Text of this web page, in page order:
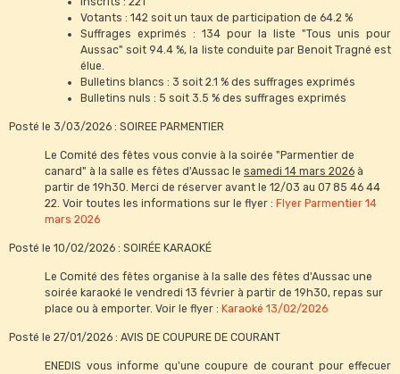
Votants : 142 soit un taux de participation de 64.2 %
Suffrages exprimés : 134 pour la liste "Tous unis pour
Aussac" soit 94.4 %, la liste conduite par Benoit Tragné est
élue.
Bulletins blancs : 3 soit 2.1 % des suffrages exprimés
Bulletins nuls : 5 soit 3.5 % des suffrages exprimés
Posté le 3/03/2026 : SOIREE PARMENTIER
Le Comité des fêtes vous convie à la soirée "Parmentier de
canard" à la salle es fêtes d'Aussac le samedi 14 mars 2026 à
partir de 19h30. Merci de réserver avant le 12/03 au 07 85 46 44
22. Voir toutes les informations sur le flyer : Flyer Parmentier 14
mars 2026
Posté le 10/02/2026 : SOIRÉE KARAOKÉ
Le Comité des fêtes organise à la salle des fêtes d'Aussac une
soirée karaoké le vendredi 13 février à partir de 19h30, repas sur
place ou à emporter. Voir le flyer : Karaoké 13/02/2026
Posté le 27/01/2026 : AVIS DE COUPURE DE COURANT
ENEDIS vous informe qu'une coupure de courant pour effecuer